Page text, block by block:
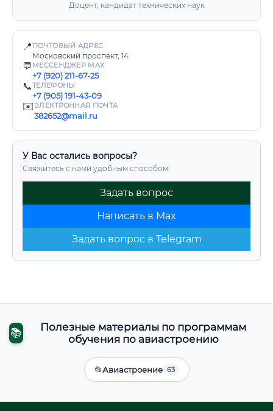
Доцент, кандидат технических наук
📍 ПОЧТОВЫЙ АДРЕС
Московский проспект, 14
💬 МЕССЕНДЖЕР MAX
+7 (920) 211-67-25
📞ТЕЛЕФОНЫ
+7 (905) 191-43-09
✉️ЭЛЕКТРОННАЯ ПОЧТА
382652@mail.ru
У Вас остались вопросы?
Свяжитесь с нами удобным способом:
Задать вопрос
Написать в Max
Задать вопрос в Telegram
📚
Полезные материалы по программам
обучения по авиастроению
📂Авиастроение 63